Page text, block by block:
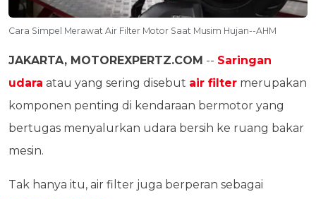
Cara Simpel Merawat Air Filter Motor Saat Musim Hujan--AHM
JAKARTA, MOTOREXPERTZ.COM -- Saringan
udara atau yang sering disebut air filter merupakan
komponen penting di kendaraan bermotor yang
bertugas menyalurkan udara bersih ke ruang bakar
mesin.
Tak hanya itu, air filter juga berperan sebagai